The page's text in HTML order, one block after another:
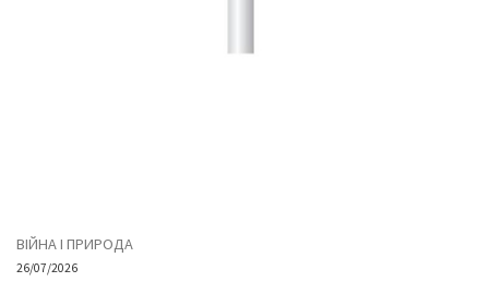
ВІЙНА І ПРИРОДА
26/07/2026